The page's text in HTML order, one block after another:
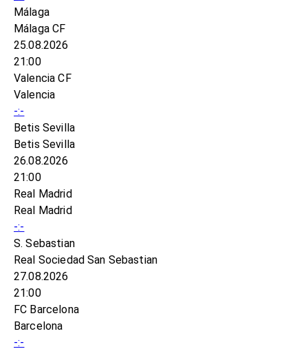
Málaga
Málaga CF
25.08.2026
21:00
Valencia CF
Valencia
-:-
Betis Sevilla
Betis Sevilla
26.08.2026
21:00
Real Madrid
Real Madrid
-:-
S. Sebastian
Real Sociedad San Sebastian
27.08.2026
21:00
FC Barcelona
Barcelona
-:-